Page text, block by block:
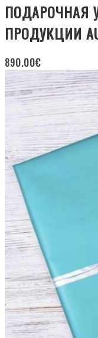
ПОДАРОЧНАЯ
ПРОДУКЦИИ
890.00€